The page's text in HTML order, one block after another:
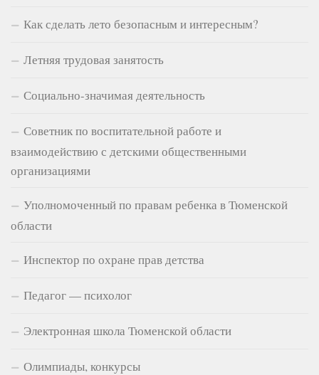
Как сделать лето безопасным и интересным?
Летняя трудовая занятость
Социально-значимая деятельность
Советник по воспитательной работе и
взаимодействию с детскими общественными
организациями
Уполномоченный по правам ребенка в Тюменской
области
Инспектор по охране прав детства
Педагог — психолог
Электронная школа Тюменской области
Олимпиады, конкурсы